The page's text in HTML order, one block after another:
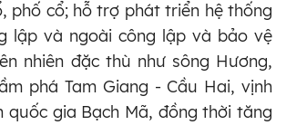
phố cổ; hỗ trợ phát triển hệ thống
lập và ngoài công lập và bảo vệ
nhiên đặc thù như sông Hương,
phá Tam Giang - Cầu Hai, vịnh
quốc gia Bạch Mã, đồng thời tăng